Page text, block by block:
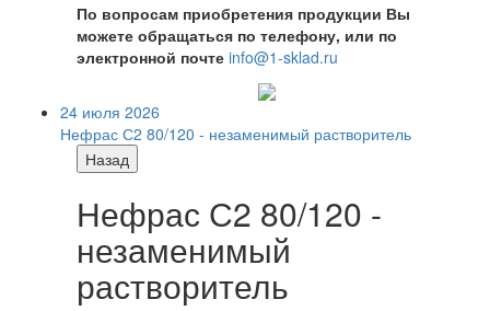
По вопросам приобретения продукции Вы
можете обращаться по телефону, или по
электронной почте info@1-sklad.ru
24 июля 2026
Нефрас С2 80/120 - незаменимый растворитель
Назад
Нефрас С2 80/120 -
незаменимый
растворитель